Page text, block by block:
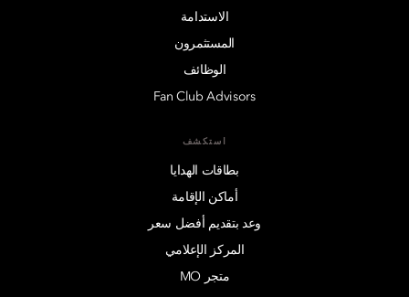
الاستدامة
المستثمرون
الوظائف
Fan Club Advisors
استكشف
بطاقات الهدايا
أماكن الإقامة
وعد بتقديم أفضل سعر
المركز الإعلامي
متجر MO